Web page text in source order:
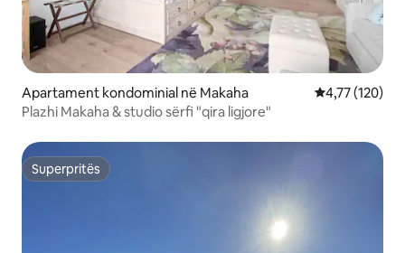
Apartament kondominial në Makaha Vlerësimi
4,77 (120)
Plazhi Makaha & studio sërfi "qira ligjore"
Superpritës
Superpritës